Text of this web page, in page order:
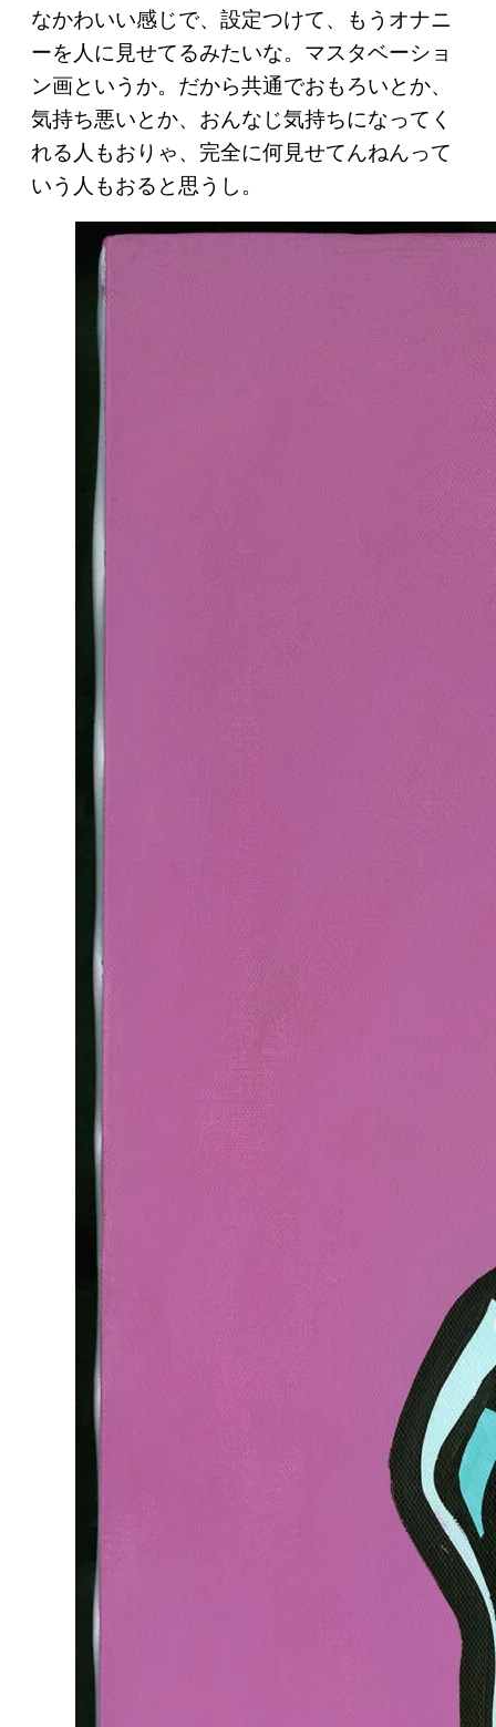
なかわいい感じで、設定つけて、もうオナニ
ーを人に見せてるみたいな。マスタベーショ
ン画というか。だから共通でおもろいとか、
気持ち悪いとか、おんなじ気持ちになってく
れる人もおりゃ、完全に何見せてんねんって
いう人もおると思うし。